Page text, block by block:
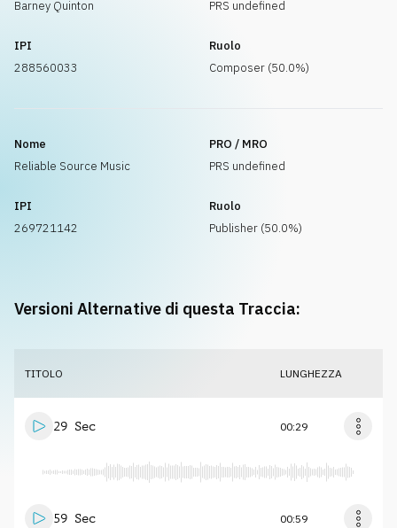
Barney Quinton
PRS undefined
IPI
288560033
Ruolo
Composer (50.0%)
Nome
Reliable Source Music
PRO / MRO
PRS undefined
IPI
269721142
Ruolo
Publisher (50.0%)
Versioni Alternative di questa Traccia:
TITOLO LUNGHEZZA
29 Sec 00:29
59 Sec 00:59